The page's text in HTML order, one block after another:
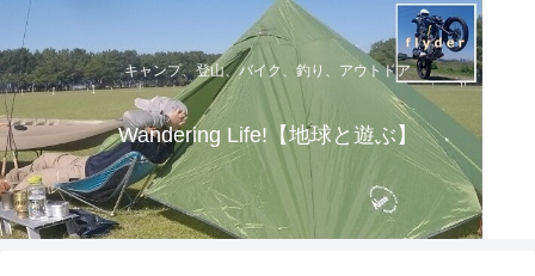
キャンプ、登山、バイク、釣り、アウトドア
Wandering Life!【地球と遊ぶ】